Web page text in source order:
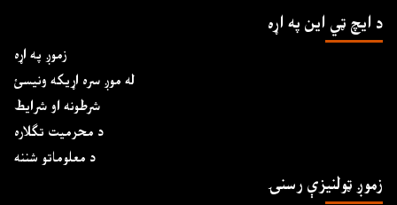
د ايچ ټي اين په اړه
زموږ په اړه
له موږ سره اړیکه ونیسئ
شرطونه او شرایط
د محرمیت تګلاره
د معلوماتو شننه
زموږ ټولنیزې رسنۍ